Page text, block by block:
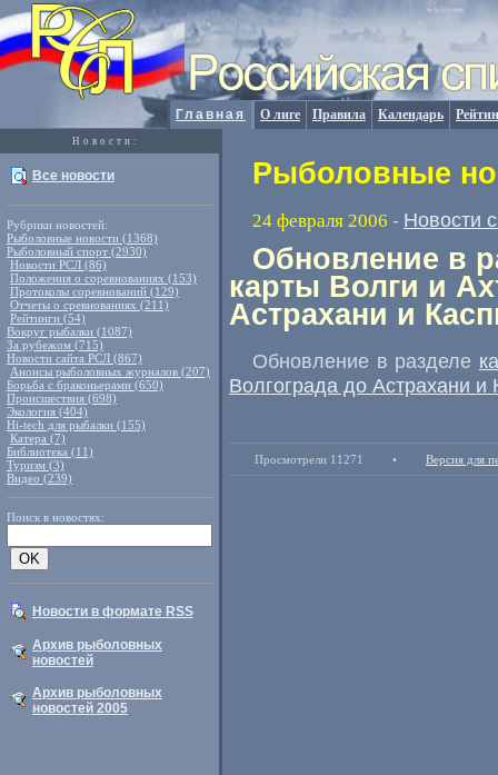
Главная О лиге Правила Календарь
Новости:
Все новости
Рубрики новостей:
Рыболовные новости (1368)
Рыболовный спорт (2930)
Новости РСЛ (86)
Положения о соревнованиях (153)
Протоколы соревнований (129)
Отчеты о сревнованиях (211)
Рейтинги (54)
Вокруг рыбалки (1087)
За рубежом (715)
Новости сайта РСЛ (867)
Анонсы рыболовных журналов (207)
Борьба с браконьерами (650)
Происшествия (698)
Экология (404)
Hi-tech для рыбалки (155)
Катера (7)
Библиотека (11)
Туризм (3)
Видео (239)
Поиск в новостях:
Новости в формате RSS
Архив рыболовных
новостей
Архив рыболовных
новостей 2005
Рыболовные
24 февраля 2006 - Новости
Обновление в
карты Волги и
Астрахани и
Обновление в разделе
Волгограда до Астрахани и
Просмотрели 11271 • Версия для